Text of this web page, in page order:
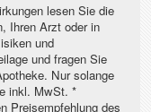
lesen Sie die
Ihren Arzt oder in
und
und fragen Sie
Nur solange
inkl. MwSt. *
Preisempfehlung des